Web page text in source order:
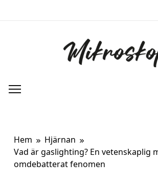
Hem
Hjärnan
Vad är gaslighting? En vetenskaplig
omdebatterat fenomen